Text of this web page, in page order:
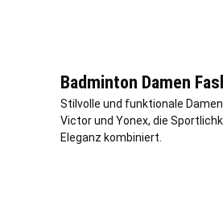
Badminton Damen
Stilvolle und funktionale
Victor und Yonex, die
Eleganz kombiniert.